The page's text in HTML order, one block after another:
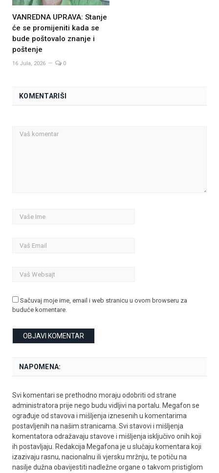
VANREDNA UPRAVA: Stanje
će se promijeniti kada se
bude poštovalo znanje i
poštenje
16 Jula, 2026 0
KOMENTARIŠI
Sačuvaj moje ime, email i web stranicu u ovom browseru za
buduće komentare.
NAPOMENA:
Svi komentari se prethodno moraju odobriti od strane
administratora prije nego budu vidljivi na portalu. Megafon se
ograđuje od stavova i mišljenja iznesenih u komentarima
postavljenih na našim stranicama. Svi stavovi i mišljenja
komentatora odražavaju stavove i mišljenja isključivo onih koji
ih postavljaju. Redakcija Megafona je u slučaju komentara koji
izazivaju rasnu, nacionalnu ili vjersku mržnju, te potiču na
nasilje dužna obavijestiti nadležne organe o takvom pristiglom